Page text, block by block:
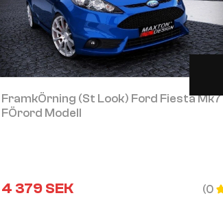
FramkÖrning (st Look) Ford Fiesta Mk7
FÖrord Modell
4 379SEK (0
Visa